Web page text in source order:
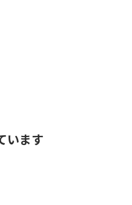
います